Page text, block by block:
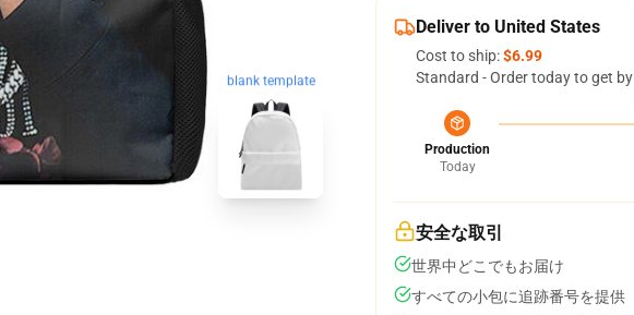
blank template
Deliver to United States
Cost to ship:$6.99
Standard - Order today to get by
Production
Today
安全な取引
世界中どこでもお届け
すべての小包に追跡番号を提供